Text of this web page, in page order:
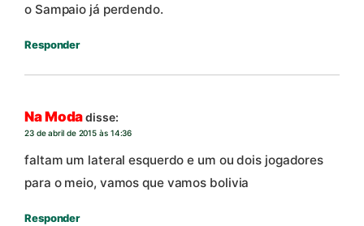
o Sampaio já perdendo.
Responder
Na Modadisse:
23 de abril de 2015 às 14:36
faltam um lateral esquerdo e um ou dois jogadores
para o meio, vamos que vamos bolivia
Responder